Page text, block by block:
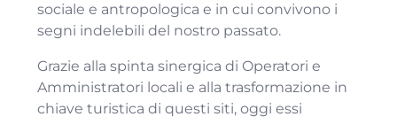
sociale e antropologica e in cui convivono i
segni indelebili del nostro passato.
Grazie alla spinta sinergica di Operatori e
Amministratori locali e alla trasformazione in
chiave turistica di questi siti, oggi essi